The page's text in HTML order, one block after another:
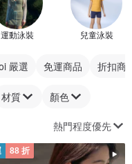
運動泳裝 兒童泳裝
嚴選 免運商品 折扣商
材質 顏色
熱門程度優先
88 折